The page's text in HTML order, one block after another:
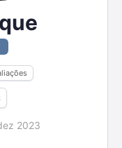
2023